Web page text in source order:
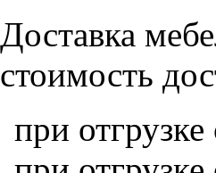
Доставка
стоимость
при